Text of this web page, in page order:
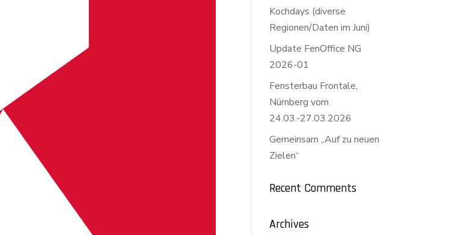
Kochdays (diverse
Regionen/Daten im Juni)
Update FenOffice NG
2026-01
Fensterbau Frontale,
Nürnberg vom
24.03.-27.03.2026
Gemeinsam „Auf zu neuen
Zielen“
Recent Comments
Archives